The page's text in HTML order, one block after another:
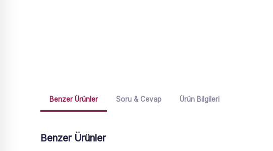
Benzer Ürünler Soru & Cevap Ürün Bilgileri
Benzer Ürünler